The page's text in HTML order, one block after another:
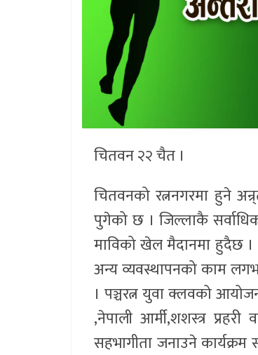
चितवन २२ चैत ।
चितवनको रत्ननगरमा हुने
पुगेको छ । जिल्लाकै
माविको खेल मैदानमा हुदैछ ।
अन्य व्यवस्थापनको काम
। पञ्चरत्न युवा क्लवको
,नेपाली आर्मी,शशस्त्र
सहभागीता जनाउने कार्यक्रम